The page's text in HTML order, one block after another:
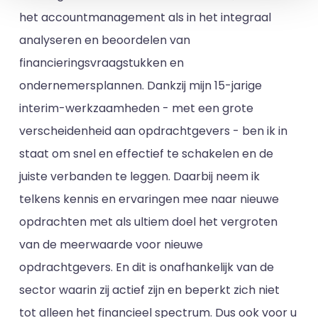
het accountmanagement als in het integraal
analyseren en beoordelen van
financieringsvraagstukken en
ondernemersplannen. Dankzij mijn 15-jarige
interim-werkzaamheden - met een grote
verscheidenheid aan opdrachtgevers - ben ik in
staat om snel en effectief te schakelen en de
juiste verbanden te leggen. Daarbij neem ik
telkens kennis en ervaringen mee naar nieuwe
opdrachten met als ultiem doel het vergroten
van de meerwaarde voor nieuwe
opdrachtgevers. En dit is onafhankelijk van de
sector waarin zij actief zijn en beperkt zich niet
tot alleen het financieel spectrum. Dus ook voor u